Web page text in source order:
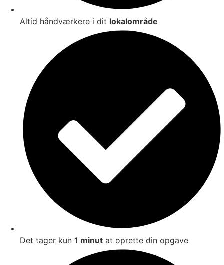
Altid håndværkere i dit lokalområde
Det tager kun 1 minut at oprette din opgave